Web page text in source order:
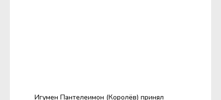
Игумен Пантелеимон (Королёв) принял